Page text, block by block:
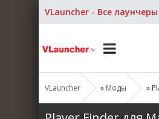
VLauncher - Все
VLauncher » Моды »